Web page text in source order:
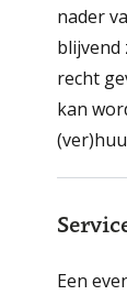
nader
blijvend
recht
kan
Een